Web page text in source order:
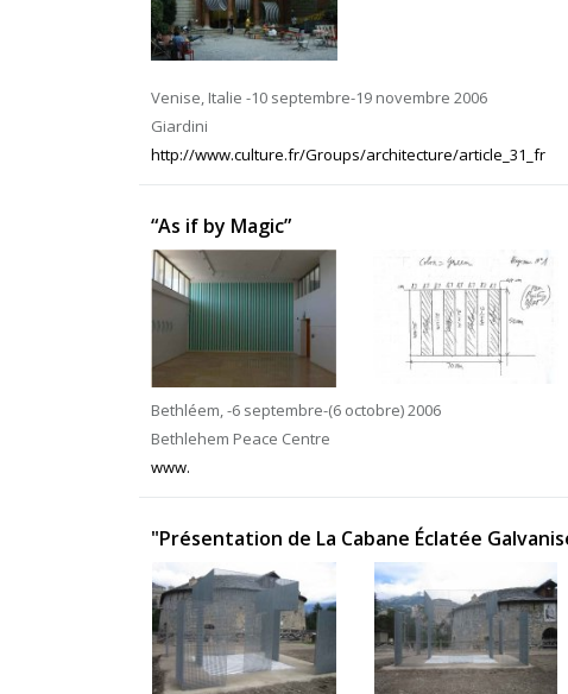
Venise, Italie -10 septembre-19 novembre 2006
Giardini
http://www.culture.fr/Groups/architecture/article_31_fr
“As if by Magic”
Bethléem, -6 septembre-(6 octobre) 2006
Bethlehem Peace Centre
www.
"Présentation de La Cabane Éclatée